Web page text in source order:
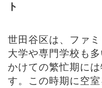
ト
世田谷区は、ファミ
大学や専門学校も
かけての繁忙期に
す。この時期に空